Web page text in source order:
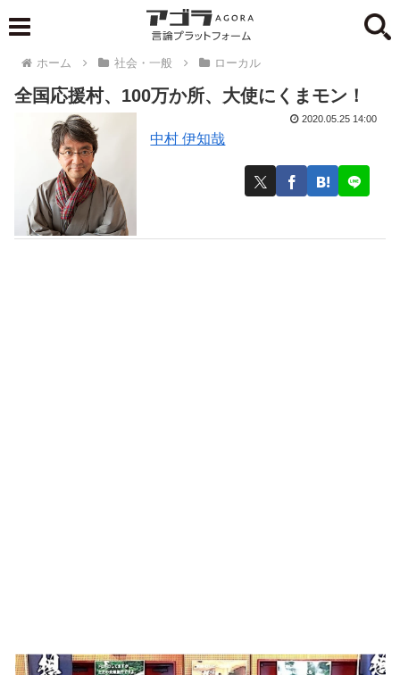
ホーム 社会・一般 ローカル
全国応援村、100万か所、大使にくまモン！
中村 伊知哉
2020.05.25 14:00